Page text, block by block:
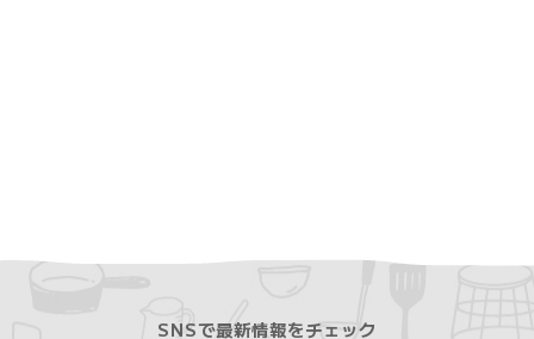
SNSで最新情報をチェック